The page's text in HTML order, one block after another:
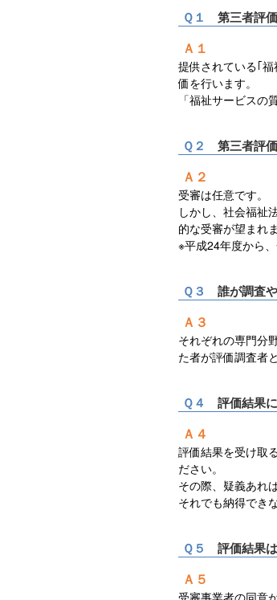
Ｑ１ 第三者評
Ａ１
提供されている｢
価を行います。
「福祉サービスの
Ｑ２ 第三者評
Ａ２
受審は任意です。
しかし、社会福祉
的な受審が望まれま
※平成24年度から
Ｑ３ 誰が調査
Ａ３
それぞれの専門分
た者が評価調査者
Ｑ４ 評価結果
Ａ４
評価結果を受け取
ださい。
その際、疑義あれ
それでも納得でき
Ｑ５ 評価結果
Ａ５
受審事業者の同意